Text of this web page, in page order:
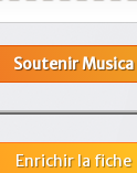
Soutenir Musica
Enrichir la fiche